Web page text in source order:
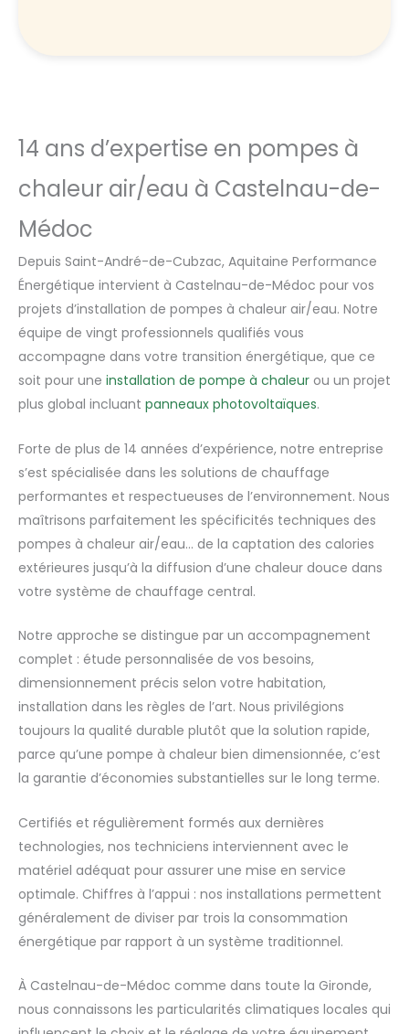
14 ans d’expertise en pompes à
chaleur air/eau à Castelnau-de-
Médoc
Depuis Saint-André-de-Cubzac, Aquitaine Performance
Énergétique intervient à Castelnau-de-Médoc pour vos
projets d’installation de pompes à chaleur air/eau. Notre
équipe de vingt professionnels qualifiés vous
accompagne dans votre transition énergétique, que ce
soit pour une installation de pompe à chaleur ou un projet
plus global incluant panneaux photovoltaïques.
Forte de plus de 14 années d’expérience, notre entreprise
s’est spécialisée dans les solutions de chauffage
performantes et respectueuses de l’environnement. Nous
maîtrisons parfaitement les spécificités techniques des
pompes à chaleur air/eau… de la captation des calories
extérieures jusqu’à la diffusion d’une chaleur douce dans
votre système de chauffage central.
Notre approche se distingue par un accompagnement
complet : étude personnalisée de vos besoins,
dimensionnement précis selon votre habitation,
installation dans les règles de l’art. Nous privilégions
toujours la qualité durable plutôt que la solution rapide,
parce qu’une pompe à chaleur bien dimensionnée, c’est
la garantie d’économies substantielles sur le long terme.
Certifiés et régulièrement formés aux dernières
technologies, nos techniciens interviennent avec le
matériel adéquat pour assurer une mise en service
optimale. Chiffres à l’appui : nos installations permettent
généralement de diviser par trois la consommation
énergétique par rapport à un système traditionnel.
À Castelnau-de-Médoc comme dans toute la Gironde,
nous connaissons les particularités climatiques locales qui